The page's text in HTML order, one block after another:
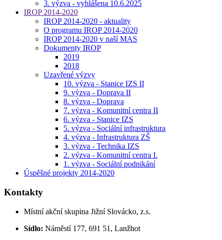
3. výzva - vyhlášena 10.6.2025
IROP 2014-2020
IROP 2014-2020 - aktuality
O programu IROP 2014-2020
IROP 2014-2020 v naší MAS
Dokumenty IROP
2019
2018
Uzavřené výzvy
10. výzva - Stanice IZS II
9. výzva - Doprava II
8. výzva - Doprava
7. výzva - Komunitní centra II
6. výzva - Stanice IZS
5. výzva - Sociální infrastruktura
4. výzva - Infrastruktura ZŠ
3. výzva - Technika IZS
2. výzva - Komunitní centra I.
1. výzva - Sociální podnikání
Úspěšné projekty 2014-2020
Kontakty
Místní akční skupina Jižní Slovácko, z.s.
Sídlo: Náměstí 177, 691 51, Lanžhot